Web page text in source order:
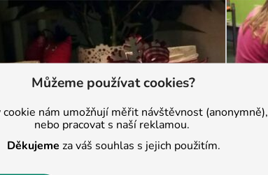
Můžeme používat cookies?
cookie nám umožňují měřit návštěvnost (anonymně),
nebo pracovat s naší reklamou.
Děkujeme za váš souhlas s jejich použitím.